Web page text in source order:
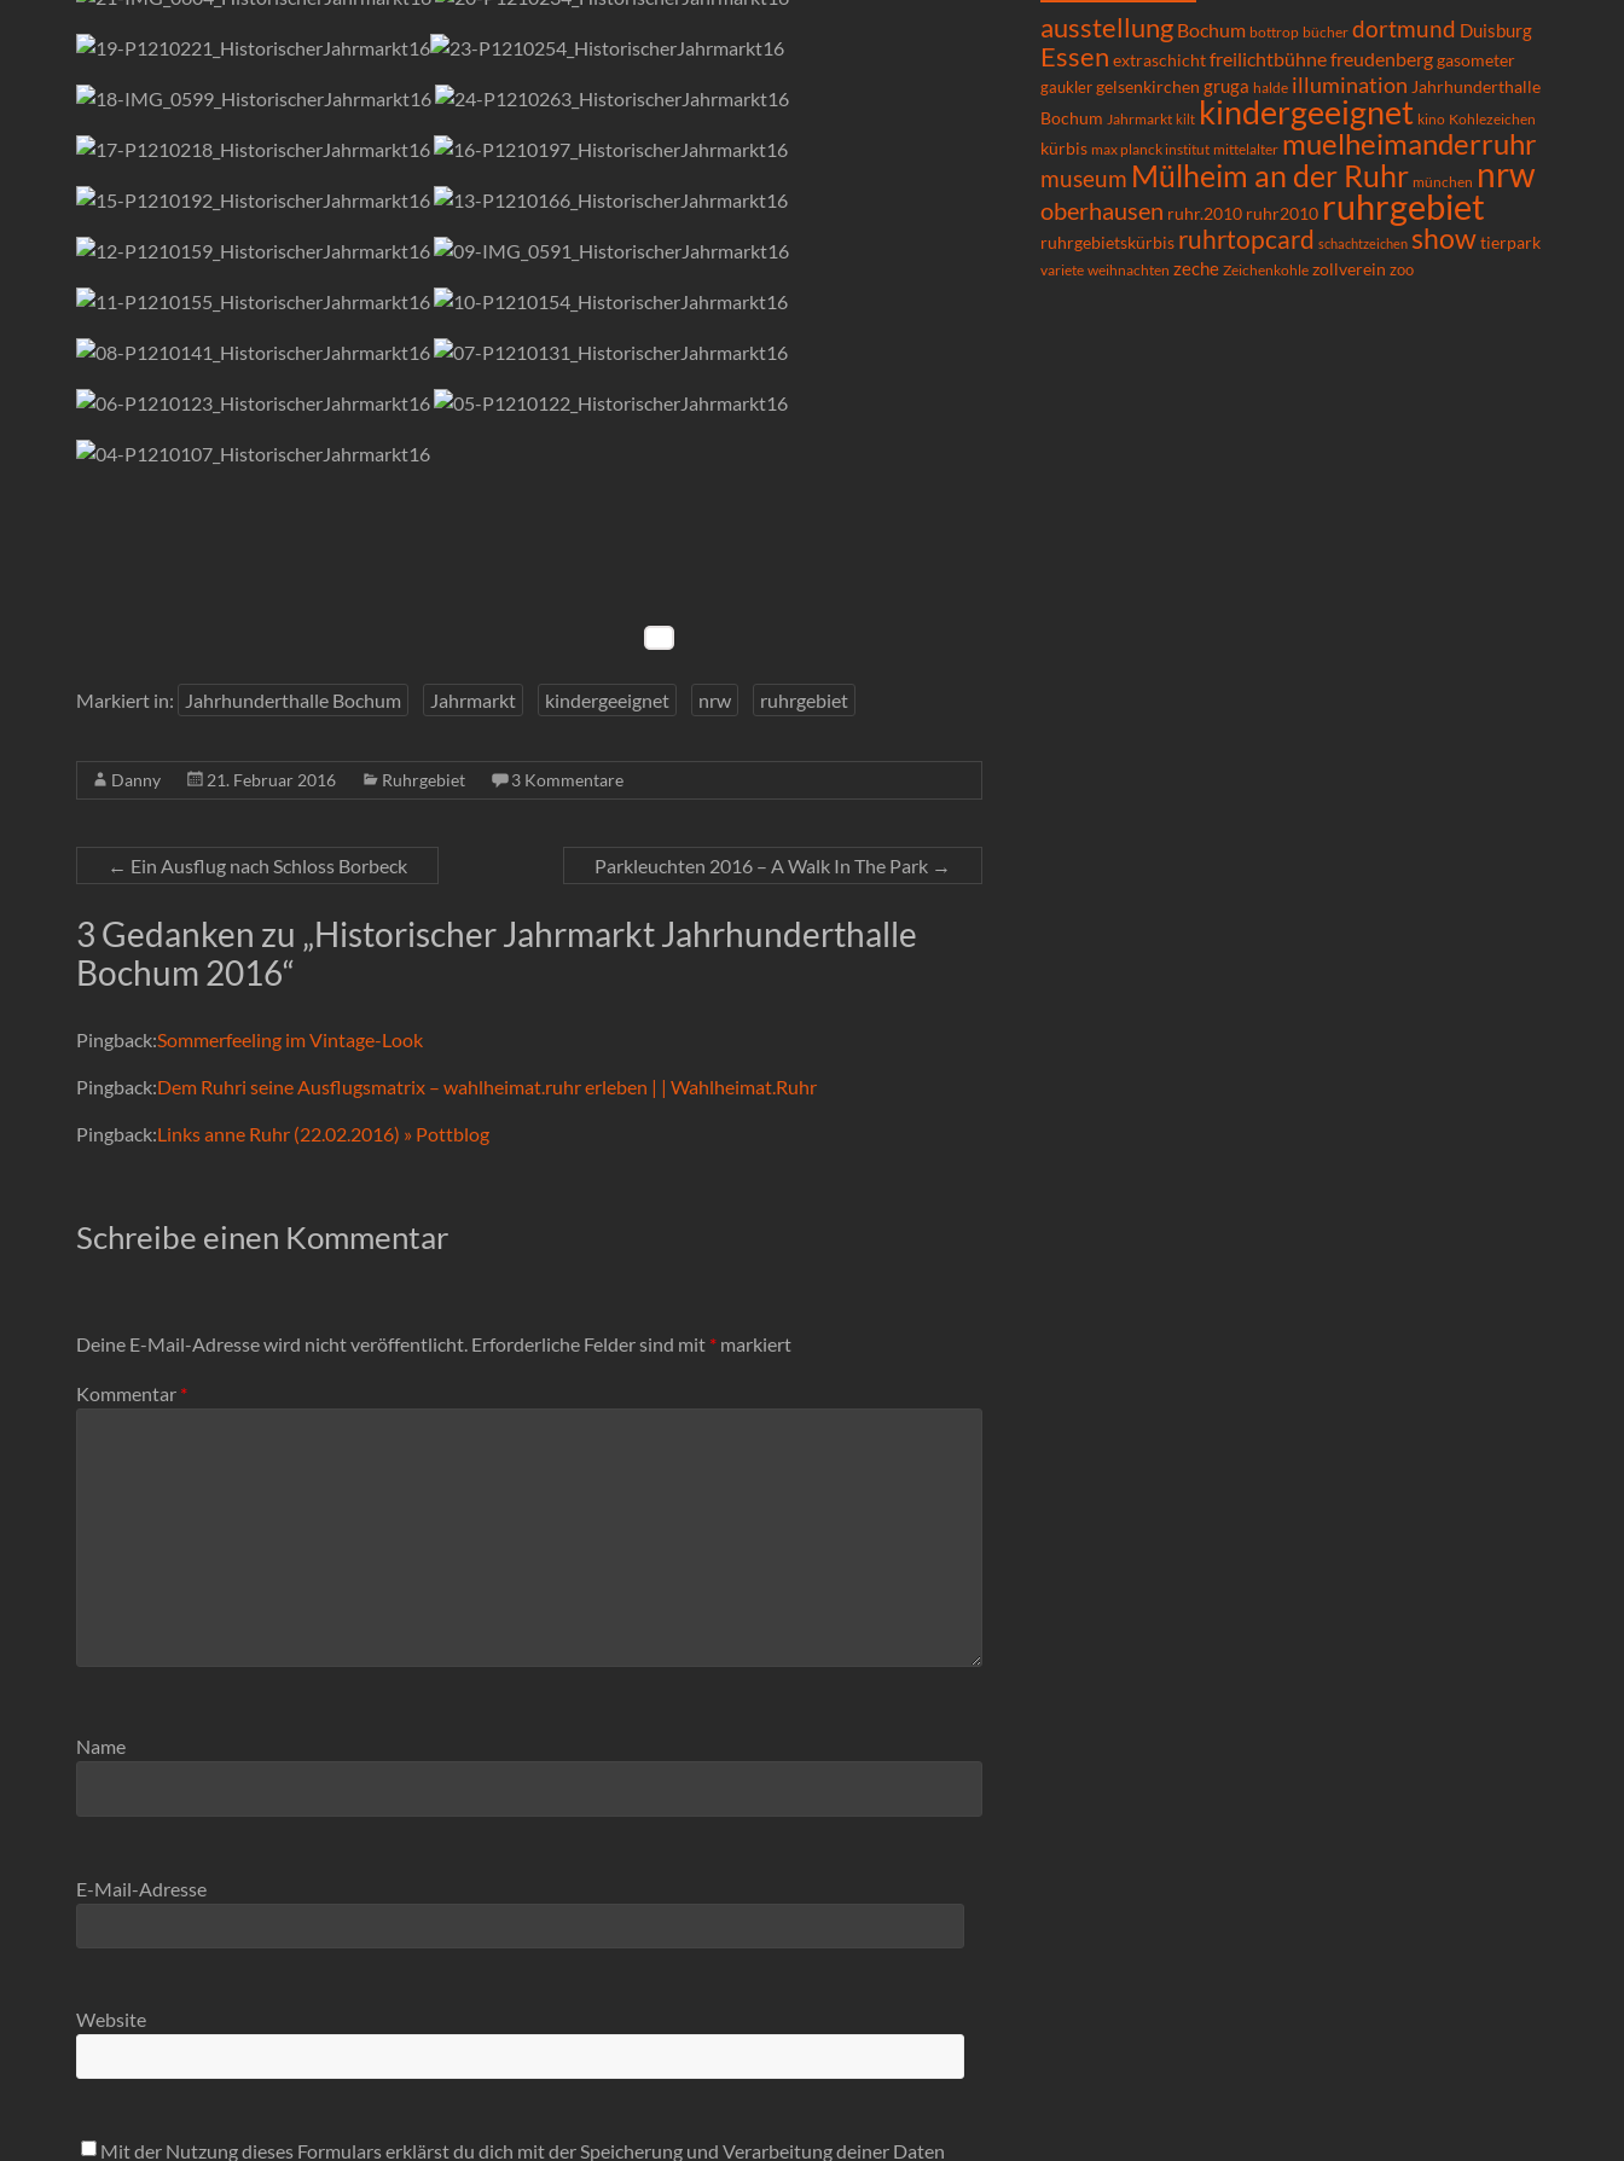
Markiert in: Jahrhunderthalle Bochum Jahrmarkt kindergeeignet nrw ruhrgebiet
Danny 21. Februar 2016 Ruhrgebiet 3 Kommentare
← Ein Ausflug nach Schloss Borbeck Parkleuchten 2016 – A Walk In The Park →
3 Gedanken zu „Historischer Jahrmarkt Jahrhunderthalle
Bochum 2016“
Pingback:Sommerfeeling im Vintage-Look
Pingback:Dem Ruhri seine Ausflugsmatrix – wahlheimat.ruhr erleben | | Wahlheimat.Ruhr
Pingback:Links anne Ruhr (22.02.2016) » Pottblog
Schreibe einen Kommentar
Deine E-Mail-Adresse wird nicht veröffentlicht. Erforderliche Felder sind mit * markiert
Kommentar *
Name
E-Mail-Adresse
Website
Mit der Nutzung dieses Formulars erklärst du dich mit der Speicherung und Verarbeitung deiner Daten
ausstellung Bochum bottrop bücher dortmund Duisburg
Essen extraschichtfreilichtbühnefreudenberggasometer
gauklergelsenkirchen gruga halde illumination Jahrhunderthalle
Bochum Jahrmarkt kilt kindergeeignet kino Kohlezeichen
kürbis max planck institut mittelalter muelheimanderruhr
museum Mülheim an der Ruhr münchen nrw
oberhausen ruhr.2010 ruhr2010 ruhrgebiet
ruhrgebietskürbis ruhrtopcard schachtzeichen showtierpark
variete weihnachten zeche Zeichenkohle zollverein zoo